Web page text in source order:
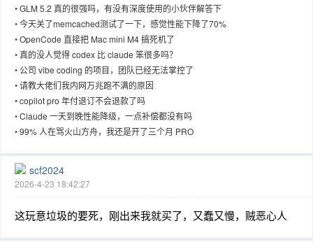
•GLM 5.2 真的很强吗，有没有深度使用的小伙伴解答下
•今天关了memcached测试了一下，感觉性能下降了70%
•OpenCode 直接把 Mac mini M4 搞死机了
•真的没人觉得 codex 比 claude 笨很多吗？
•公司 vibe coding 的项目，团队已经无法掌控了
•请教大佬们我内网万兆跑不满的原因
•copilot pro 年付退订不会退款了吗
•Claude 一天到晚性能降级，一点补偿都没有吗
•99% 人在骂火山方舟，我还是开了三个月 PRO
scf2024
2026-4-23 18:42:27
这玩意垃圾的要死，刚出来我就买了，又蠢又慢，贼恶心人